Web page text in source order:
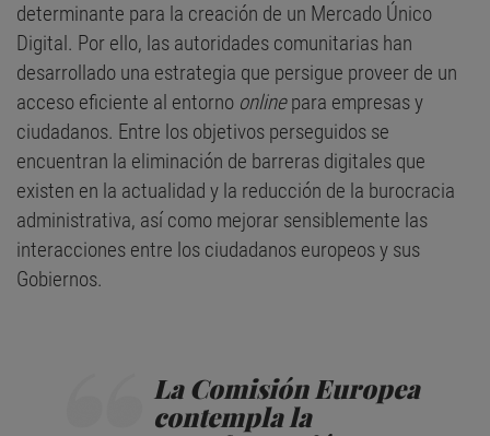
determinante para la creación de un Mercado Único
Digital. Por ello, las autoridades comunitarias han
desarrollado una estrategia que persigue proveer de un
acceso eficiente al entorno onlinepara empresas y
ciudadanos. Entre los objetivos perseguidos se
encuentran la eliminación de barreras digitales que
existen en la actualidad y la reducción de la burocracia
administrativa, así como mejorar sensiblemente las
interacciones entre los ciudadanos europeos y sus
Gobiernos.
La Comisión Europea
contempla la